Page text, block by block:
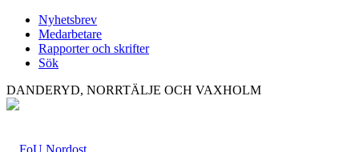
Nyhetsbrev
Medarbetare
Rapporter och skrifter
Sök
DANDERYD, NORRTÄLJE OCH VAXHOLM